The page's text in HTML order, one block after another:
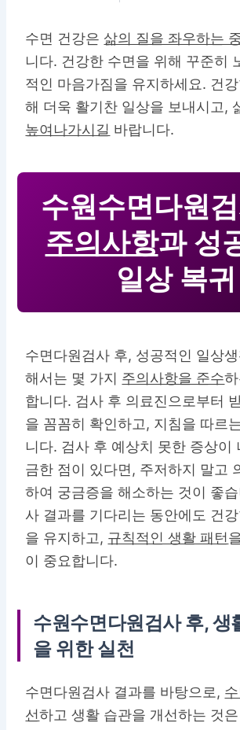
수면 건강은 삶의 질을 좌우하는
니다. 건강한 수면을 위해 꾸준히
적인 마음가짐을 유지하세요. 건
해 더욱 활기찬 일상을 보내시고,
높여나가시길 바랍니다.
수원수면다원
주의사항과 성
일상 복귀
수면다원검사 후, 성공적인 일상
해서는 몇 가지 주의사항을 준수
합니다. 검사 후 의료진으로부터
을 꼼꼼히 확인하고, 지침을 따르
니다. 검사 후 예상치 못한 증상이
금한 점이 있다면, 주저하지 말고
하여 궁금증을 해소하는 것이 좋
사 결과를 기다리는 동안에도 건
을 유지하고, 규칙적인 생활 패턴
이 중요합니다.
수원수면다원검사 후, 생
을 위한 실천
수면다원검사 결과를 바탕으로,
선하고 생활 습관을 개선하는 것